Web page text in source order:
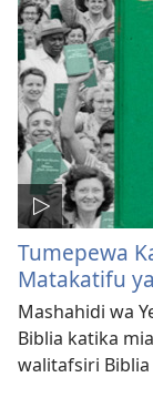
Tumepewa
Matakatifu
Mashahidi wa
Biblia katika
walitafsiri Biblia